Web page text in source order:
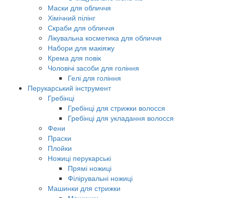
Маски для обличчя
Хімічний пілінг
Скраби для обличчя
Лікувальна косметика для обличчя
Набори для макіяжу
Крема для повік
Чоловічі засоби для гоління
Гелі для гоління
Перукарський інструмент
Гребінці
Гребінці для стрижки волосся
Гребінці для укладання волосся
Фени
Праски
Плойки
Ножиці перукарські
Прямі ножиці
Філірувальні ножиці
Машинки для стрижки